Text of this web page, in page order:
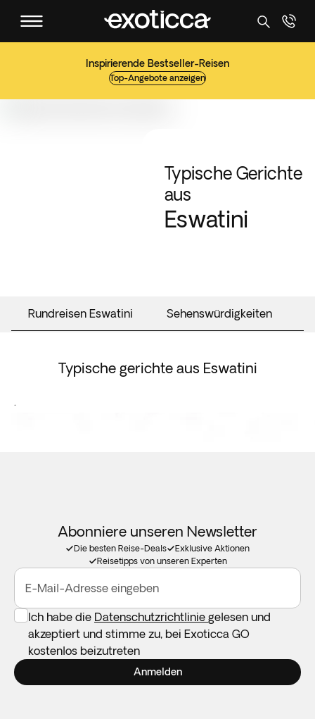
Inspirierende Bestseller-Reisen
Top-Angebote anzeigen
Typische Gerichte
aus
Eswatini
Rundreisen Eswatini Sehenswürdigkeiten
Typische gerichte aus Eswatini
.
Abonniere unseren Newsletter
Die besten Reise-Deals
Exklusive Aktionen
Reisetipps von unseren Experten
E-Mail-Adresse eingeben
Ich habe die Datenschutzrichtlinie gelesen und
akzeptiert und stimme zu, bei Exoticca GO
kostenlos beizutreten
Anmelden